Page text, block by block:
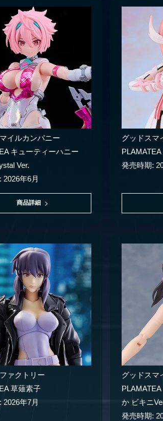
イルカンパニー
キューティーハニー
Ver.
2026年6月
商品詳細
グッドスマ
発売時期:
ァクトリー
草薙素子
2026年7月
グッドスマ
か ビキニ
発売時期: